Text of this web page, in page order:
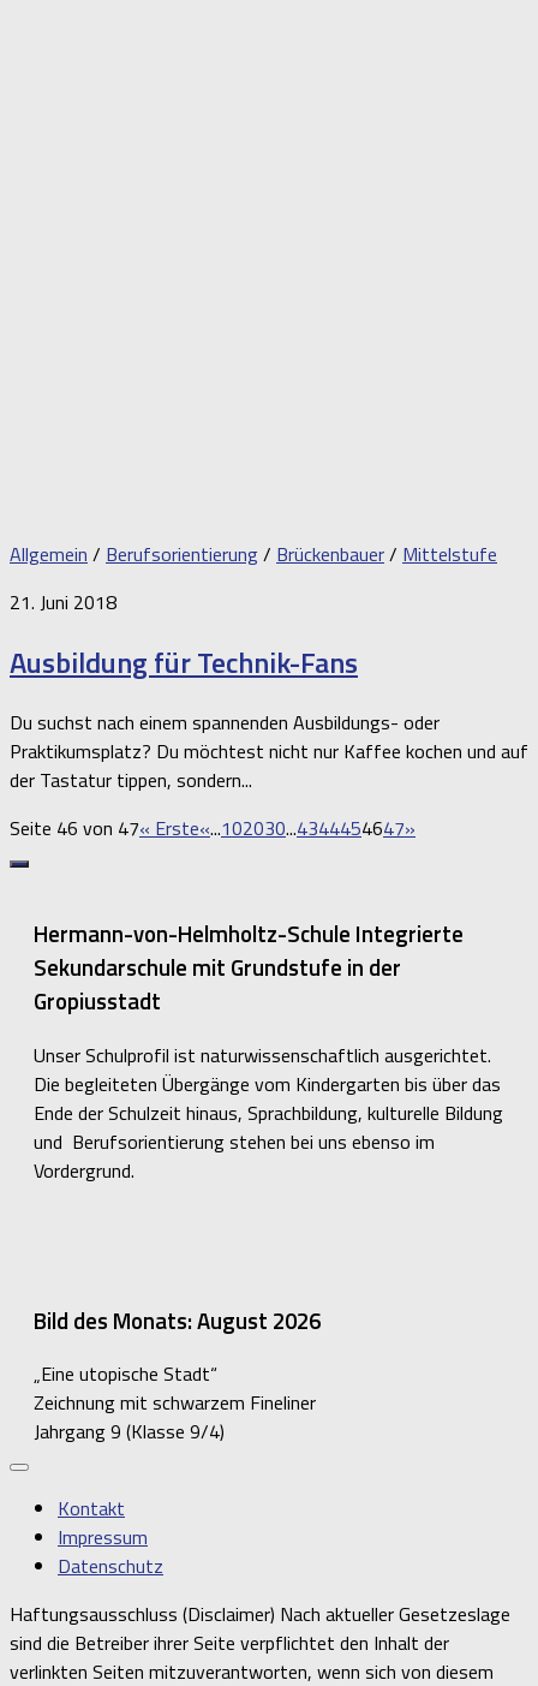
Allgemein / Berufsorientierung/ Brückenbauer/ Mittelstufe
21. Juni 2018
Ausbildung für Technik-Fans
Du suchst nach einem spannenden Ausbildungs- oder
Praktikumsplatz? Du möchtest nicht nur Kaffee kochen und auf
der Tastatur tippen, sondern...
Seite 46 von 47« Erste«...102030...4344454647»
Hermann-von-Helmholtz-Schule Integrierte
Sekundarschule mit Grundstufe in der
Gropiusstadt
Unser Schulprofil ist naturwissenschaftlich ausgerichtet.
Die begleiteten Übergänge vom Kindergarten bis über das
Ende der Schulzeit hinaus, Sprachbildung, kulturelle Bildung
und Berufsorientierung stehen bei uns ebenso im
Vordergrund.
Bild des Monats: August 2026
„Eine utopische Stadt“
Zeichnung mit schwarzem Fineliner
Jahrgang 9 (Klasse 9/4)
Kontakt
Impressum
Datenschutz
Haftungsausschluss (Disclaimer) Nach aktueller Gesetzeslage
sind die Betreiber ihrer Seite verpflichtet den Inhalt der
verlinkten Seiten mitzuverantworten, wenn sich von diesem